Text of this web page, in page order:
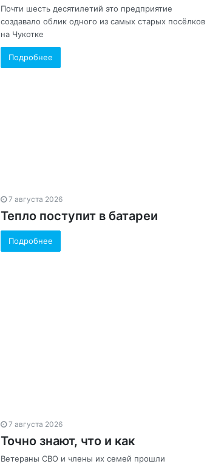
Почти шесть десятилетий это предприятие
создавало облик одного из самых старых посёлков
на Чукотке
Подробнее
7 августа 2026
Тепло поступит в батареи
Подробнее
7 августа 2026
Точно знают, что и как
Ветераны СВО и члены их семей прошли